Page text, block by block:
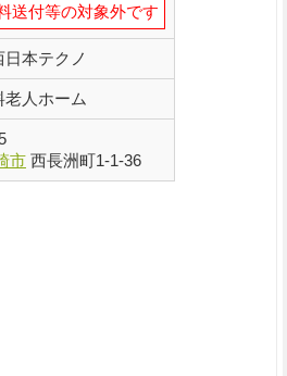
送付等の対象外です
本テクノ
人ホーム
市 西長洲町1-1-36